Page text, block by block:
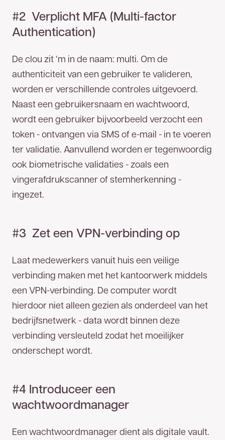
#2 Verplicht MFA (Multi-factor
Authentication)
De clou zit ‘m in de naam: multi. Om de
authenticiteit van een gebruiker te valideren,
worden er verschillende controles uitgevoerd.
Naast een gebruikersnaam en wachtwoord,
wordt een gebruiker bijvoorbeeld verzocht een
token - ontvangen via SMS of e-mail - in te voeren
ter validatie. Aanvullend worden er tegenwoordig
ook biometrische validaties - zoals een
vingerafdrukscanner of stemherkenning -
ingezet.
#3 Zet een VPN-verbinding op
Laat medewerkers vanuit huis een veilige
verbinding maken met het kantoorwerk middels
een VPN-verbinding. De computer wordt
hierdoor niet alleen gezien als onderdeel van het
bedrijfsnetwerk - data wordt binnen deze
verbinding versleuteld zodat het moeilijker
onderschept wordt.
#4 Introduceer een
wachtwoordmanager
Een wachtwoordmanager dient als digitale vault.